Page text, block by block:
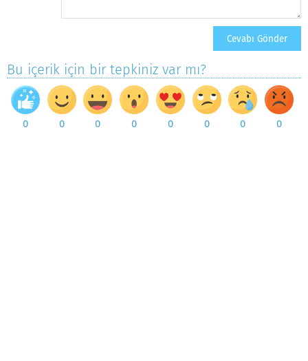
Bu içerik için bir tepkiniz var mı?
0 0 0 0 0 0 0 0